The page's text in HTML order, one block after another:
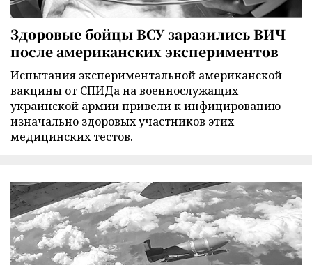
Здоровые бойцы ВСУ заразились ВИЧ
после американских экспериментов
Испытания экспериментальной американской
вакцины от СПИДа на военнослужащих
украинской армии привели к инфицированию
изначально здоровых участников этих
медицинских тестов.